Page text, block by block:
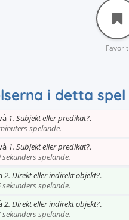
Favorit
i detta spel
1. Subjekt eller predikat?.
spelande.
1. Subjekt eller predikat?.
spelande.
2. Direkt eller indirekt objekt?.
spelande.
2. Direkt eller indirekt objekt?.
spelande.